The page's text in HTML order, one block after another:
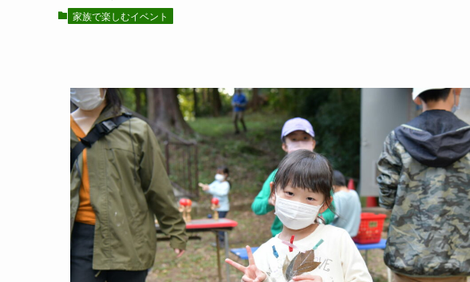
家族で楽しむイベント